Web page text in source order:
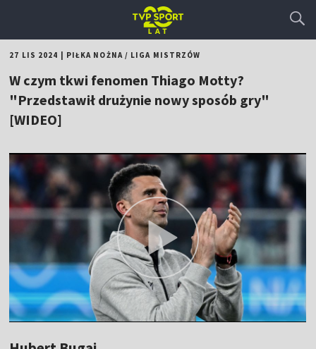
27 LIS 2024 PIŁKA NOŻNA/ LIGA MISTRZÓW
W czym tkwi fenomen Thiago Motty?
"Przedstawił drużynie nowy sposób gry"
[WIDEO]